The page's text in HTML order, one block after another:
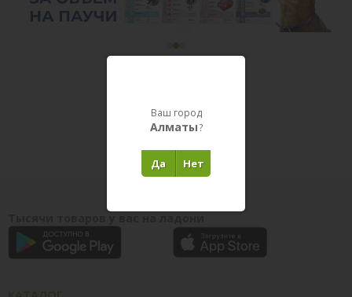
Товары в пути
Ваш город
Алматы?
Нет
Да